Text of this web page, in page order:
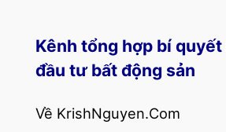
Kênh tổng hợp bí quyết
đầu tư bất động sản
Về KrishNguyen.Com